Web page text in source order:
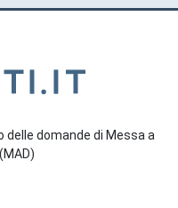
delle domande di Messa a